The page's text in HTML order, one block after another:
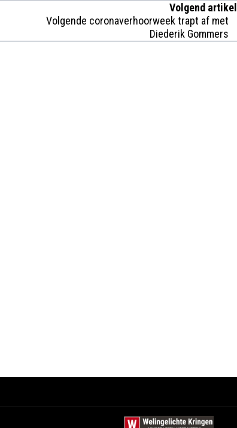
Volgend artikel
Volgende coronaverhoorweek trapt af met
Diederik Gommers